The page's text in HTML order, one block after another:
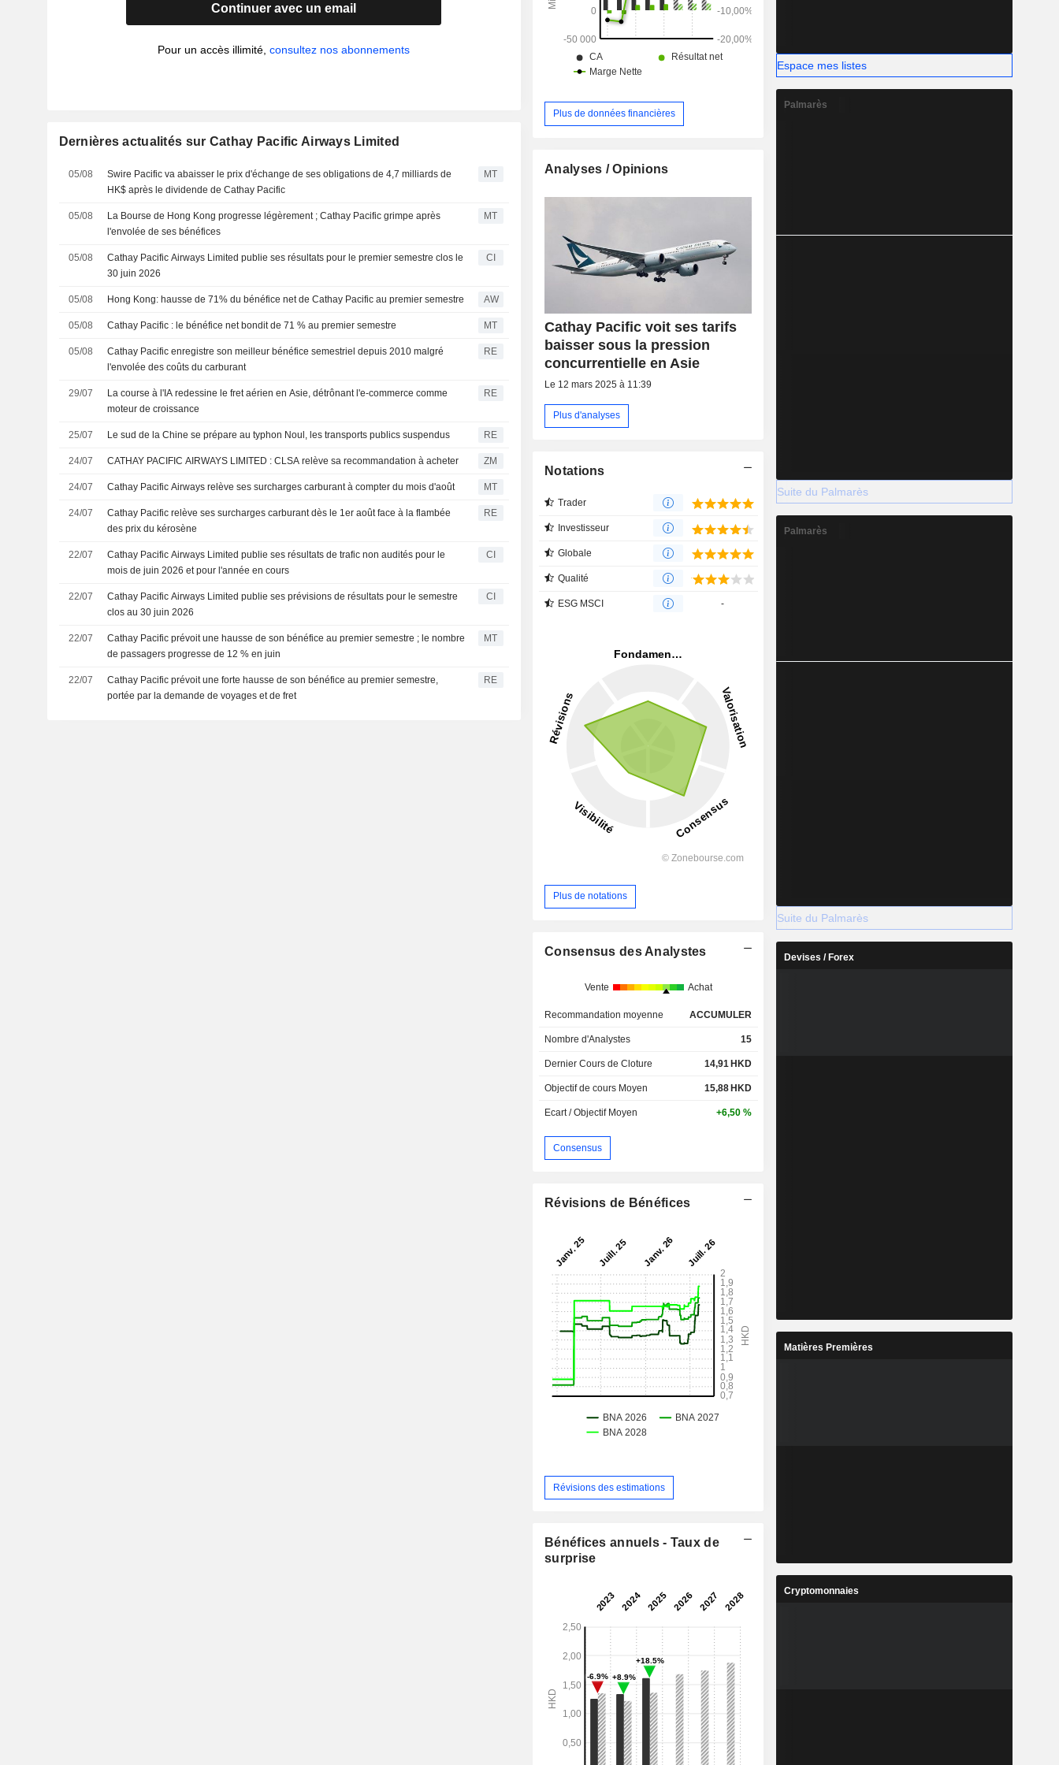
Continuer avec un email
Pour un accès illimité,consultez nos abonnements
Dernières actualités sur Cathay Pacific Airways Limited
05/08
Swire Pacific va abaisser le prix d'échange de ses obligations de 4,7 milliards de
HK$ après le dividende de Cathay Pacific
MT
05/08
La Bourse de Hong Kong progresse légèrement ; Cathay Pacific grimpe après
l'envolée de ses bénéfices
MT
05/08
Cathay Pacific Airways Limited publie ses résultats pour le premier semestre clos le
30 juin 2026
CI
05/08 Hong Kong: hausse de 71% du bénéfice net de Cathay Pacific au premier semestre AW
05/08 Cathay Pacific : le bénéfice net bondit de 71 % au premier semestre MT
05/08
Cathay Pacific enregistre son meilleur bénéfice semestriel depuis 2010 malgré
l'envolée des coûts du carburant
RE
29/07
La course à l'IA redessine le fret aérien en Asie, détrônant l'e-commerce comme
moteur de croissance
RE
25/07 Le sud de la Chine se prépare au typhon Noul, les transports publics suspendus RE
24/07 CATHAY PACIFIC AIRWAYS LIMITED : CLSA relève sa recommandation à acheter ZM
24/07 Cathay Pacific Airways relève ses surcharges carburant à compter du mois d'août MT
24/07
Cathay Pacific relève ses surcharges carburant dès le 1er août face à la flambée
des prix du kérosène
RE
22/07
Cathay Pacific Airways Limited publie ses résultats de trafic non audités pour le
mois de juin 2026 et pour l'année en cours
CI
22/07
Cathay Pacific Airways Limited publie ses prévisions de résultats pour le semestre
clos au 30 juin 2026
CI
22/07
Cathay Pacific prévoit une hausse de son bénéfice au premier semestre ; le nombre
de passagers progresse de 12 % en juin
MT
22/07
Cathay Pacific prévoit une forte hausse de son bénéfice au premier semestre,
portée par la demande de voyages et de fret
RE
Plus de données financières
Analyses / Opinions
Cathay Pacific voit ses tarifs
baisser sous la pression
concurrentielle en Asie
Le 12 mars 2025 à 11:39
Plus d'analyses
Notations
Trader
Investisseur
Globale
Qualité
ESG MSCI -
Plus de notations
Consensus des Analystes
Vente Achat
Recommandation moyenne ACCUMULER
Nombre d'Analystes 15
Dernier Cours de Cloture 14,91 HKD
Objectif de cours Moyen 15,88 HKD
Ecart / Objectif Moyen +6,50 %
Consensus
Révisions de Bénéfices
Révisions des estimations
Bénéfices annuels - Taux de
surprise
Espace mes listes
Palmarès
Suite du Palmarès
Palmarès
Suite du Palmarès
Devises / Forex
Matières Premières
Cryptomonnaies